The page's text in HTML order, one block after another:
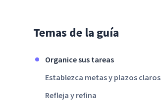
Temas de la guía
Organice sus tareas
Establezca metas y plazos claros
Refleja y refina